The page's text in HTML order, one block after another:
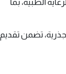
الطبية، بما
تضمن تقديم